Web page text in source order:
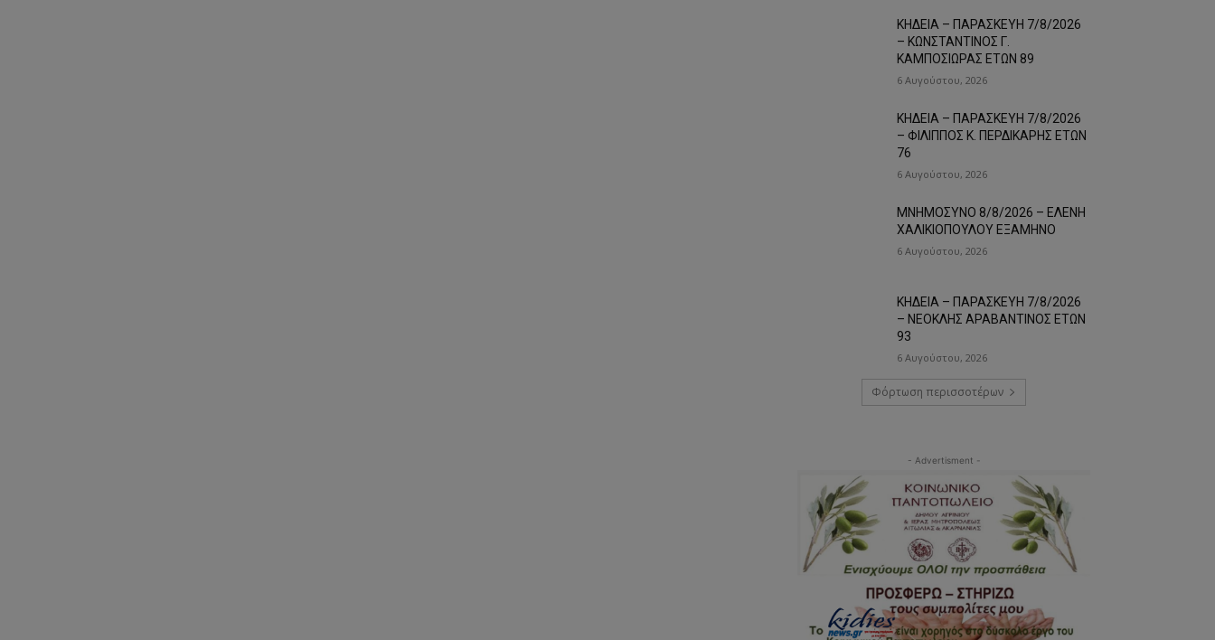
ΚΗΔΕΙΑ – ΠΑΡΑΣΚΕΥΗ 7/8/2026
– ΚΩΝΣΤΑΝΤΙΝΟΣ Γ.
ΚΑΜΠΟΣΙΩΡΑΣ ΕΤΩΝ 89
6 Αυγούστου, 2026
ΚΗΔΕΙΑ – ΠΑΡΑΣΚΕΥΗ 7/8/2026
– ΦΙΛΙΠΠΟΣ Κ. ΠΕΡΔΙΚΑΡΗΣ ΕΤΩΝ
76
6 Αυγούστου, 2026
ΜΝΗΜΟΣΥΝΟ 8/8/2026 – ΕΛΕΝΗ
ΧΑΛΙΚΙΟΠΟΥΛΟΥ ΕΞΑΜΗΝΟ
6 Αυγούστου, 2026
ΚΗΔΕΙΑ – ΠΑΡΑΣΚΕΥΗ 7/8/2026
– ΝΕΟΚΛΗΣ ΑΡΑΒΑΝΤΙΝΟΣ ΕΤΩΝ
93
6 Αυγούστου, 2026
Φόρτωση περισσοτέρων
- Advertisment -